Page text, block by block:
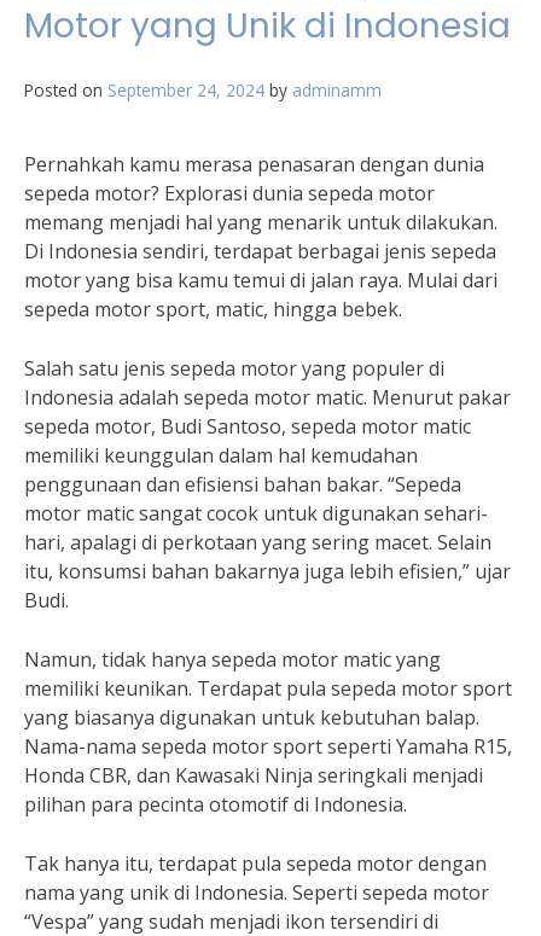
Motor yang Unik di Indonesia
Posted on September 24, 2024 by adminamm
Pernahkah kamu merasa penasaran dengan dunia
sepeda motor? Explorasi dunia sepeda motor
memang menjadi hal yang menarik untuk dilakukan.
Di Indonesia sendiri, terdapat berbagai jenis sepeda
motor yang bisa kamu temui di jalan raya. Mulai dari
sepeda motor sport, matic, hingga bebek.
Salah satu jenis sepeda motor yang populer di
Indonesia adalah sepeda motor matic. Menurut pakar
sepeda motor, Budi Santoso, sepeda motor matic
memiliki keunggulan dalam hal kemudahan
penggunaan dan efisiensi bahan bakar. “Sepeda
motor matic sangat cocok untuk digunakan sehari-
hari, apalagi di perkotaan yang sering macet. Selain
itu, konsumsi bahan bakarnya juga lebih efisien,” ujar
Budi.
Namun, tidak hanya sepeda motor matic yang
memiliki keunikan. Terdapat pula sepeda motor sport
yang biasanya digunakan untuk kebutuhan balap.
Nama-nama sepeda motor sport seperti Yamaha R15,
Honda CBR, dan Kawasaki Ninja seringkali menjadi
pilihan para pecinta otomotif di Indonesia.
Tak hanya itu, terdapat pula sepeda motor dengan
nama yang unik di Indonesia. Seperti sepeda motor
“Vespa” yang sudah menjadi ikon tersendiri di